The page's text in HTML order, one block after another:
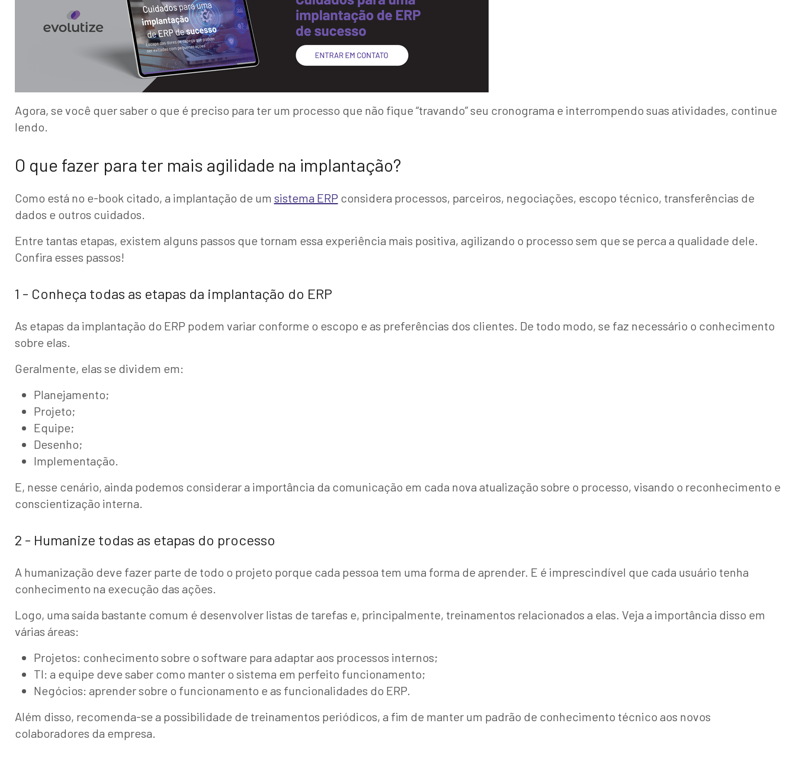
Agora, se você quer saber o que é preciso para ter um processo que não fique “travando” seu cronograma e interrompendo suas atividades, continue
lendo.
O que fazer para ter mais agilidade na implantação?
Como está no e-book citado, a implantação de um sistema ERP considera processos, parceiros, negociações, escopo técnico, transferências de
dados e outros cuidados.
Entre tantas etapas, existem alguns passos que tornam essa experiência mais positiva, agilizando o processo sem que se perca a qualidade dele.
Confira esses passos!
1 - Conheça todas as etapas da implantação do ERP
As etapas da implantação do ERP podem variar conforme o escopo e as preferências dos clientes. De todo modo, se faz necessário o conhecimento
sobre elas.
Geralmente, elas se dividem em:
Planejamento;
Projeto;
Equipe;
Desenho;
Implementação.
E, nesse cenário, ainda podemos considerar a importância da comunicação em cada nova atualização sobre o processo, visando o reconhecimento e
conscientização interna.
2 - Humanize todas as etapas do processo
A humanização deve fazer parte de todo o projeto porque cada pessoa tem uma forma de aprender. E é imprescindível que cada usuário tenha
conhecimento na execução das ações.
Logo, uma saída bastante comum é desenvolver listas de tarefas e, principalmente, treinamentos relacionados a elas. Veja a importância disso em
várias áreas:
Projetos: conhecimento sobre o software para adaptar aos processos internos;
TI: a equipe deve saber como manter o sistema em perfeito funcionamento;
Negócios: aprender sobre o funcionamento e as funcionalidades do ERP.
Além disso, recomenda-se a possibilidade de treinamentos periódicos, a fim de manter um padrão de conhecimento técnico aos novos
colaboradores da empresa.